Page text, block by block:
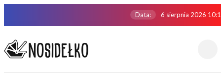
Data: 6 sierpnia 2026